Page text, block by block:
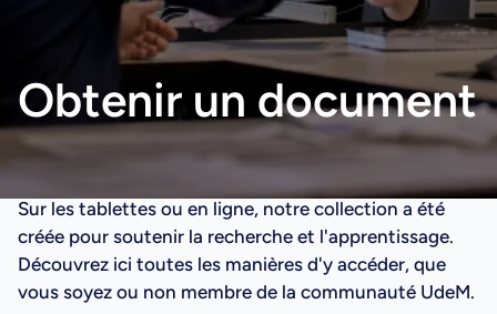
Obtenir un document
Sur les tablettes ou en ligne, notre collection a été
créée pour soutenir la recherche et l'apprentissage.
Découvrez ici toutes les manières d'y accéder, que
vous soyez ou non membre de la communauté UdeM.